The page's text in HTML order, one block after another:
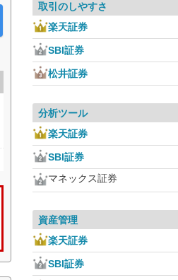
取引のしやすさ
楽天証券
SBI証券
松井証券
分析ツール
楽天証券
SBI証券
マネックス証券
資産管理
楽天証券
SBI証券